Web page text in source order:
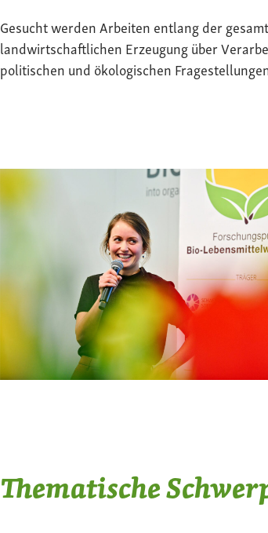
Gesucht werden Arbeiten entlang der
landwirtschaftlichen Erzeugung über
politischen und ökologischen
Thematische